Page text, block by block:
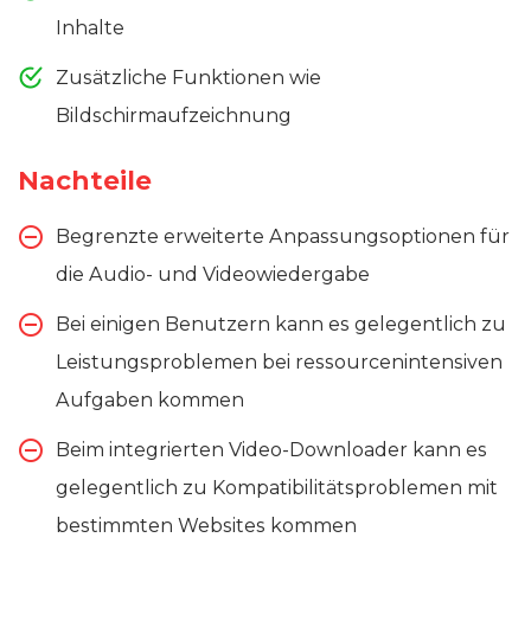
Inhalte
Zusätzliche Funktionen wie
Bildschirmaufzeichnung
Nachteile
Begrenzte erweiterte Anpassungsoptionen für
die Audio- und Videowiedergabe
Bei einigen Benutzern kann es gelegentlich zu
Leistungsproblemen bei ressourcenintensiven
Aufgaben kommen
Beim integrierten Video-Downloader kann es
gelegentlich zu Kompatibilitätsproblemen mit
bestimmten Websites kommen